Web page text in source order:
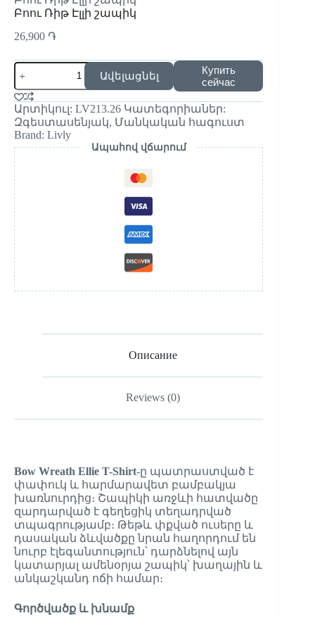
Բոու Ռիթ Էլլի շապիկ
26,900 ֏
Ավելացնել
Купить
сейчас
Արտիկուլ: LV213.26 Կատեգորիաներ:
Զգեստասենյակ, Մանկական հագուստ
Brand: Livly
Ապահով վճարում
Описание
Reviews (0)
Bow Wreath Ellie T-Shirt-ը պատրաստված է
փափուկ և հարմարավետ բամբակյա
խառնուրդից։ Շապիկի առջևի հատվածը
զարդարված է գեղեցիկ տեղադրված
տպագրությամբ։ Թեթև փքված ուսերը և
դասական ձևվածքը նրան հաղորդում են
նուրբ էլեգանտություն՝ դարձնելով այն
կատարյալ ամենօրյա շապիկ՝ խաղային և
անկաշկանդ ոճի համար։
Գործվածք և խնամք